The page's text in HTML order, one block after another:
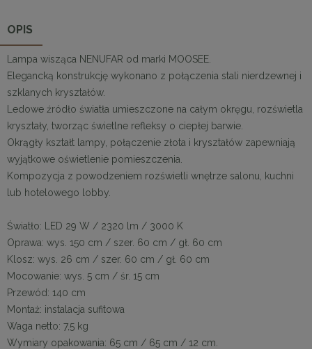
OPIS
Lampa wisząca NENUFAR od marki MOOSEE.
Elegancką konstrukcję wykonano z połączenia stali nierdzewnej i
szklanych kryształów.
Ledowe źródło światła umieszczone na całym okręgu, rozświetla
kryształy, tworząc świetlne refleksy o ciepłej barwie.
Okrągły kształt lampy, połączenie złota i kryształów zapewniają
wyjątkowe oświetlenie pomieszczenia.
Kompozycja z powodzeniem rozświetli wnętrze salonu, kuchni
lub hotelowego lobby.
Światło: LED 29 W / 2320 lm / 3000 K
Oprawa: wys. 150 cm / szer. 60 cm / gł. 60 cm
Klosz: wys. 26 cm / szer. 60 cm / gł. 60 cm
Mocowanie: wys. 5 cm / śr. 15 cm
Przewód: 140 cm
Montaż: instalacja sufitowa
Waga netto: 7,5 kg
Wymiary opakowania: 65 cm / 65 cm / 12 cm.